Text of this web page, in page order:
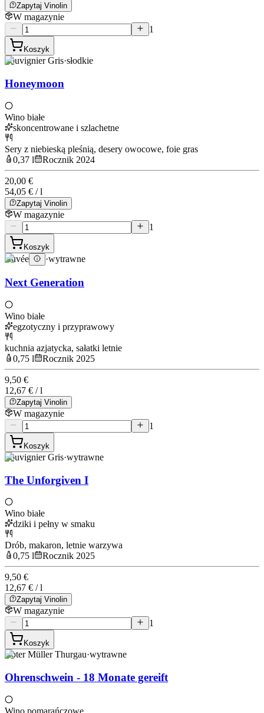
Zapytaj Vinolin
W magazynie
1
Koszyk
Souvignier Gris·słodkie
Honeymoon
Wino białe
skoncentrowane i szlachetne
Sery z niebieską pleśnią, desery owocowe, foie gras
0,37 l
Rocznik 2024
20,00 €
54,05 € / l
Zapytaj Vinolin
W magazynie
1
Koszyk
Cuvée ·wytrawne
Next Generation
Wino białe
egzotyczny i przyprawowy
kuchnia azjatycka, sałatki letnie
0,75 l
Rocznik 2025
9,50 €
12,67 € / l
Zapytaj Vinolin
W magazynie
1
Koszyk
Souvignier Gris·wytrawne
The Unforgiven I
Wino białe
dziki i pełny w smaku
Drób, makaron, letnie warzywa
0,75 l
Rocznik 2025
9,50 €
12,67 € / l
Zapytaj Vinolin
W magazynie
1
Koszyk
Roter Müller Thurgau·wytrawne
Ohrenschwein - 18 Monate gereift
Wino pomarańczowe